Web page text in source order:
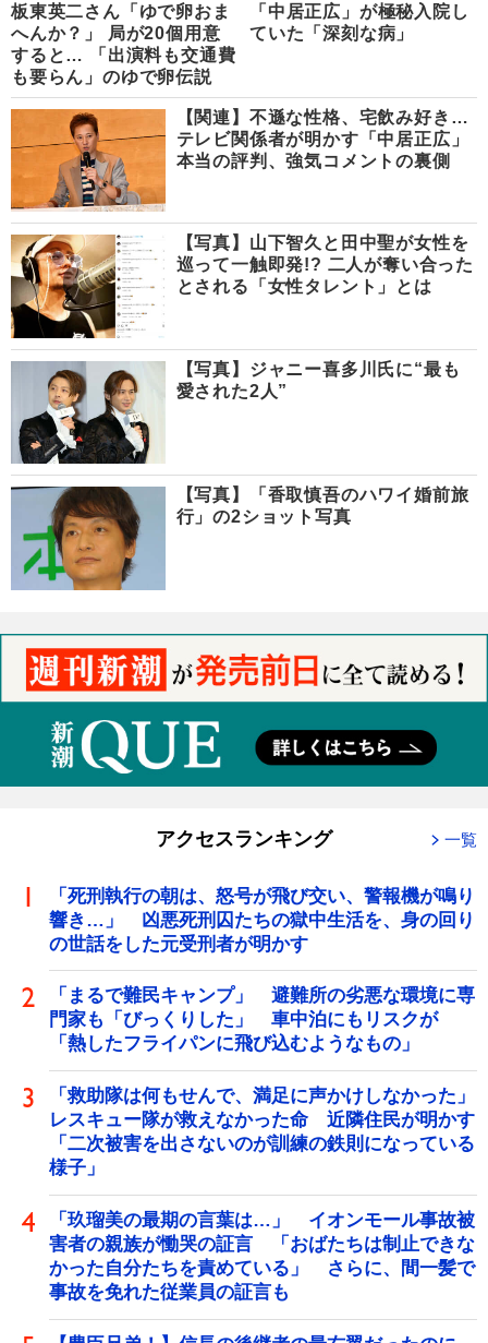
板東英二さん「ゆで卵おま
へんか？」 局が20個用意
すると… 「出演料も交通費
も要らん」のゆで卵伝説
「中居正広」が極秘入院し
ていた「深刻な病」
【関連】不遜な性格、宅飲み好き…
テレビ関係者が明かす「中居正広」
本当の評判、強気コメントの裏側
【写真】山下智久と田中聖が女性を
巡って一触即発!? 二人が奪い合った
とされる「女性タレント」とは
【写真】ジャニー喜多川氏に“最も
愛された2人”
【写真】「香取慎吾のハワイ婚前旅
行」の2ショット写真
アクセスランキング 一覧
「死刑執行の朝は、怒号が飛び交い、警報機が鳴り
響き…」 凶悪死刑囚たちの獄中生活を、身の回り
の世話をした元受刑者が明かす
「まるで難民キャンプ」 避難所の劣悪な環境に専
門家も「びっくりした」 車中泊にもリスクが
「熱したフライパンに飛び込むようなもの」
「救助隊は何もせんで、満足に声かけしなかった」
レスキュー隊が救えなかった命 近隣住民が明かす
「二次被害を出さないのが訓練の鉄則になっている
様子」
「玖瑠美の最期の言葉は…」 イオンモール事故被
害者の親族が慟哭の証言 「おばたちは制止できな
かった自分たちを責めている」 さらに、間一髪で
事故を免れた従業員の証言も